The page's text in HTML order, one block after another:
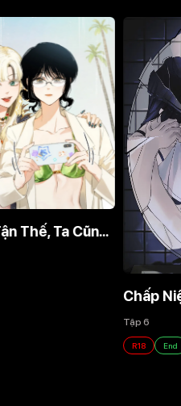
Dù Cho Tận Thế, Ta Cũng Không Thích Ngươi!